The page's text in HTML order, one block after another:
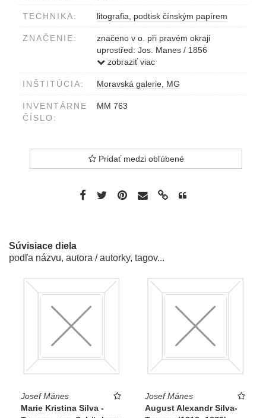
TECHNIKA: litografia, podtisk čínským papírem
ZNAČENIE:
značeno v o. při pravém okraji
uprostřed: Jos. Manes / 1856
vlevo dole: EDUARDUS KAISER lith.
vpravo dole: JOSEPHUS MANES delin.
imp. DRESDAE
zobraziť viac
INŠTITÚCIA: Moravská galerie, MG
INVENTÁRNE
ČÍSLO:
MM 763
Pridať medzi obľúbené
Súvisiace diela
podľa názvu, autora / autorky, tagov...
Josef Mánes
Marie Kristina Silva -
Josef Mánes
August Alexandr Silva-